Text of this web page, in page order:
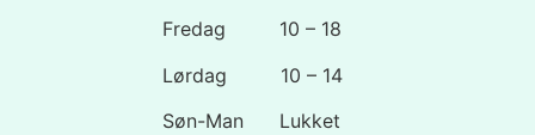
Fredag 10 – 18
Lørdag 10 – 14
Søn-Man Lukket